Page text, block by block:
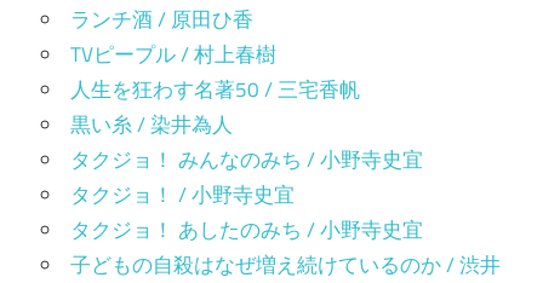
ランチ酒 / 原田ひ香
TVピープル / 村上春樹
人生を狂わす名著50 / 三宅香帆
黒い糸 / 染井為人
タクジョ！ みんなのみち / 小野寺史宜
タクジョ！ / 小野寺史宜
タクジョ！ あしたのみち / 小野寺史宜
子どもの自殺はなぜ増え続けているのか / 渋井